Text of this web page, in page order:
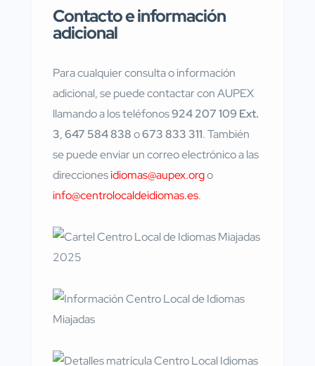
Contacto e información
adicional
Para cualquier consulta o información
adicional, se puede contactar con AUPEX
llamando a los teléfonos924 207 109 Ext.
3,647 584 838o673 833 311. También
se puede enviar un correo electrónico a las
direccionesidiomas@aupex.orgo
info@centrolocaldeidiomas.es.